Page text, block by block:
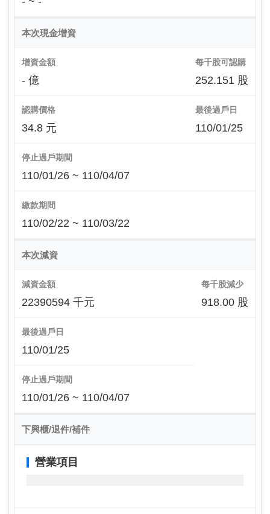
本次現金增資
增資金額
- 億
每千股可認購
252.151 股
認購價格
34.8 元
最後過戶日
110/01/25
停止過戶期間
110/01/26 ~ 110/04/07
繳款期間
110/02/22 ~ 110/03/22
本次減資
減資金額
22390594 千元
每千股減少
918.00 股
最後過戶日
110/01/25
停止過戶期間
110/01/26 ~ 110/04/07
下興櫃/退件/補件
營業項目